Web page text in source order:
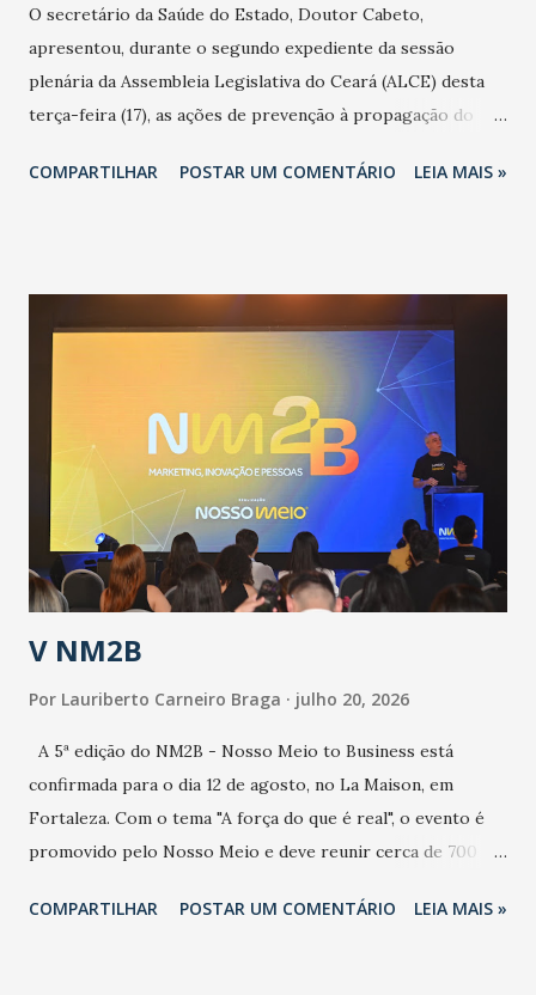
O secretário da Saúde do Estado, Doutor Cabeto,
apresentou, durante o segundo expediente da sessão
plenária da Assembleia Legislativa do Ceará (ALCE) desta
terça-feira (17), as ações de prevenção à propagação do
adotadas pelo Governo do Estado na contenção da
população suspeita e de cuidados com os ambientes
públicos e domiciliares. “Nós não estamos vivendo uma
epidemia comum, como temos em todos os anos, com
aumento de casos de dengue, influenza ou H1N1. Trata-se
de uma epidemia com um vírus diferente, com um poder de
contaminação maior que outros coronavírus”, apontou o
secretário. Segundo ele, é uma epidemia com chance de
contaminação alta, podendo gerar um grande risco à
população e ao sistema de saúde. “Precisamos saber fazer a
estratificação do risco da doença, para não so...
COMPARTILHAR POSTAR UM COMENTÁRIO LEIA MAIS »
V NM2B
Por Lauriberto Carneiro Braga julho 20, 2026
A 5ª edição do NM2B - Nosso Meio to Business está
confirmada para o dia 12 de agosto, no La Maison, em
Fortaleza. Com o tema "A força do que é real", o evento é
promovido pelo Nosso Meio e deve reunir cerca de 700
e lideranças do Mercado Nacional. Desde 2022, o NM2B
COMPARTILHAR POSTAR UM COMENTÁRIO LEIA MAIS »